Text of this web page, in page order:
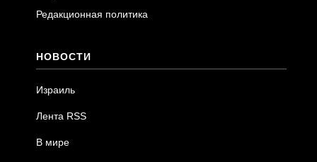
Редакционная политика
НОВОСТИ
Израиль
Лента RSS
В мире